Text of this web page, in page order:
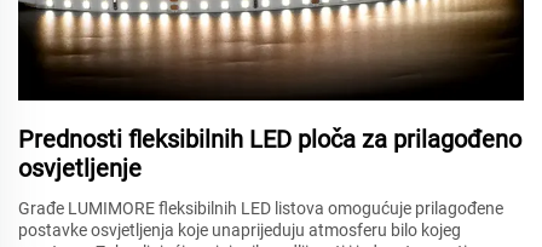
Prednosti fleksibilnih LED ploča za prilagođeno
osvjetljenje
Građe LUMIMORE fleksibilnih LED listova omogućuje prilagođene
postavke osvjetljenja koje unaprijeduju atmosferu bilo kojeg